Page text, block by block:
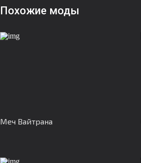
Похожие моды
Меч Вайтрана